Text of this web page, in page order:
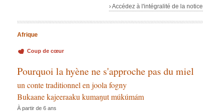
› Accédez à l'intégralité de la notice
Afrique
Coup de cœur
Pourquoi la hyène ne s'approche pas du miel
un conte traditionnel en joola fogny
Bukaane kajeeraaku kumaŋut múkúmám
À partir de 6 ans